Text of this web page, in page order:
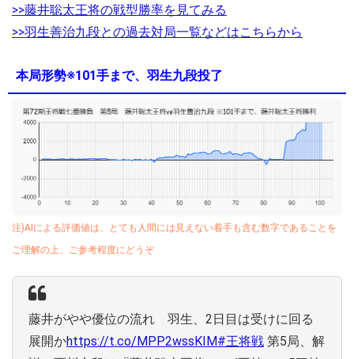
>>藤井聡太王将の戦型勝率を見てみる
>>羽生善治九段との過去対局一覧などはこちらから
本局形勢※101手まで、羽生九段投了
注)AIによる評価値は、とても人間には見えない着手も含む数字であることを
ご理解の上、ご参考程度にどうぞ
藤井がやや優位の流れ 羽生、2日目は受けに回る
展開かhttps://t.co/MPP2wssKIM#王将戦 第5局、解